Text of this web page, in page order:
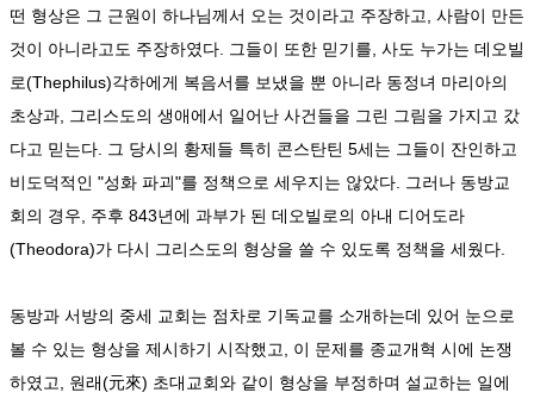
떤 형상은 그 근원이 하나님께서 오는 것이라고 주장하고, 사람이 만든
것이 아니라고도 주장하였다. 그들이 또한 믿기를, 사도 누가는 데오빌
로(Thephilus)각하에게 복음서를 보냈을 뿐 아니라 동정녀 마리아의
초상과, 그리스도의 생애에서 일어난 사건들을 그린 그림을 가지고 갔
다고 믿는다. 그 당시의 황제들 특히 콘스탄틴 5세는 그들이 잔인하고
비도덕적인 "성화 파괴"를 정책으로 세우지는 않았다. 그러나 동방교
회의 경우, 주후 843년에 과부가 된 데오빌로의 아내 디어도라
(Theodora)가 다시 그리스도의 형상을 쓸 수 있도록 정책을 세웠다.
동방과 서방의 중세 교회는 점차로 기독교를 소개하는데 있어 눈으로
볼 수 있는 형상을 제시하기 시작했고, 이 문제를 종교개혁 시에 논쟁
하였고, 원래(元來) 초대교회와 같이 형상을 부정하며 설교하는 일에